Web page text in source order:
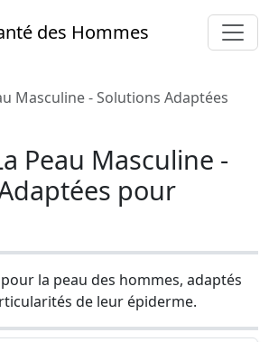
des Hommes
Masculine - Solutions Adaptées
Peau Masculine -
pour
la peau des hommes, adaptés
de leur épiderme.